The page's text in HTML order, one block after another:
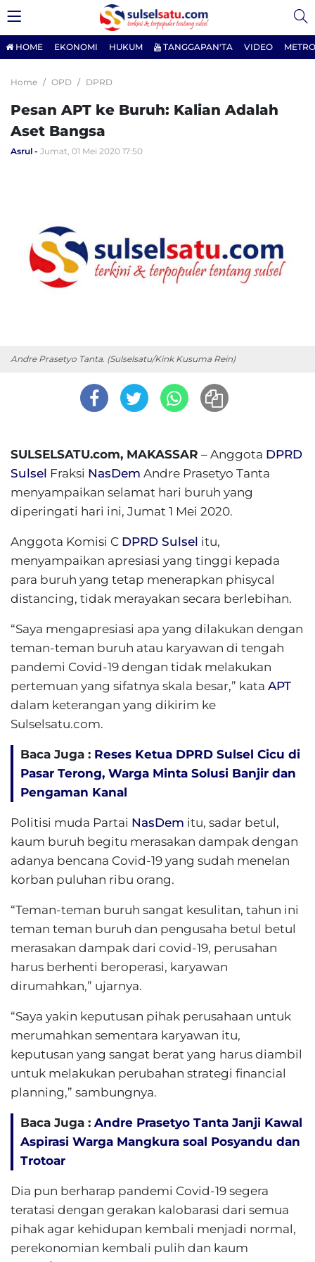
HOME EKONOMI HUKUM TANGGAPAN'TA VIDEO
Home OPD DPRD
Pesan APT ke Buruh: Kalian Adalah
Aset Bangsa
Asrul Jumat, 01 Mei 2020 17:50
Andre Prasetyo Tanta. (Sulselsatu/Kink Kusuma Rein)
SULSELSATU.com, MAKASSAR – Anggota DPRD
Sulsel Fraksi NasDem Andre Prasetyo Tanta
menyampaikan selamat hari buruh yang
diperingati hari ini, Jumat 1 Mei 2020.
Anggota Komisi C DPRD Sulsel itu,
menyampaikan apresiasi yang tinggi kepada
para buruh yang tetap menerapkan phisycal
distancing, tidak merayakan secara berlebihan.
“Saya mengapresiasi apa yang dilakukan dengan
teman-teman buruh atau karyawan di tengah
pandemi Covid-19 dengan tidak melakukan
pertemuan yang sifatnya skala besar,” kata APT
dalam keterangan yang dikirim ke
Sulselsatu.com.
Baca Juga : Reses Ketua DPRD Sulsel Cicu di
Pasar Terong, Warga Minta Solusi Banjir dan
Pengaman Kanal
Politisi muda Partai NasDem itu, sadar betul,
kaum buruh begitu merasakan dampak dengan
adanya bencana Covid-19 yang sudah menelan
korban puluhan ribu orang.
“Teman-teman buruh sangat kesulitan, tahun ini
teman teman buruh dan pengusaha betul betul
merasakan dampak dari covid-19, perusahan
harus berhenti beroperasi, karyawan
dirumahkan,” ujarnya.
“Saya yakin keputusan pihak perusahaan untuk
merumahkan sementara karyawan itu,
keputusan yang sangat berat yang harus diambil
untuk melakukan perubahan strategi financial
planning,” sambungnya.
Baca Juga : Andre Prasetyo Tanta Janji Kawal
Aspirasi Warga Mangkura soal Posyandu dan
Trotoar
Dia pun berharap pandemi Covid-19 segera
teratasi dengan gerakan kalobarasi dari semua
pihak agar kehidupan kembali menjadi normal,
perekonomian kembali pulih dan kaum